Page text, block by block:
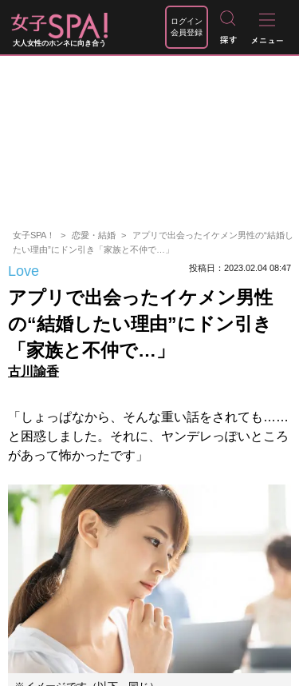
大人女性のホンネに向き合う
ログイン
会員登録
女子SPA！ 恋愛・結婚
アプリで出会ったイケメン男性の“結婚し
たい理由”にドン引き「家族と不仲で…」
Love 投稿日：2023.02.04 08:47
アプリで出会ったイケメン男性
の“結婚したい理由”にドン引き
「家族と不仲で…」
古川諭香
「しょっぱなから、そんな重い話をされても……
と困惑しました。それに、ヤンデレっぽいところ
があって怖かったです」